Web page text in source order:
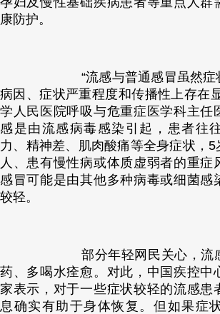
康防护。
“流感与普通感冒虽然
病因、症状严重程度和传播性上存在
学人民医院呼吸与危重症医学科主任
感是由流感病毒感染引起，患者往
力、精神差、肌肉酸痛等全身症状，
人、患有慢性病或体质虚弱者的重症
感冒可能是由其他多种病毒或细菌感
较轻。
部分年轻网民关心，流
药、多喝水痊愈。对此，中国疾控中
家表示，对于一些症状较轻的流感患
息确实有助于身体恢复。但如果症